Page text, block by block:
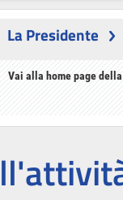
La Presidente
Vai alla home page